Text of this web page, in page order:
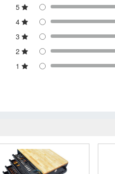
5
4
3
2
1